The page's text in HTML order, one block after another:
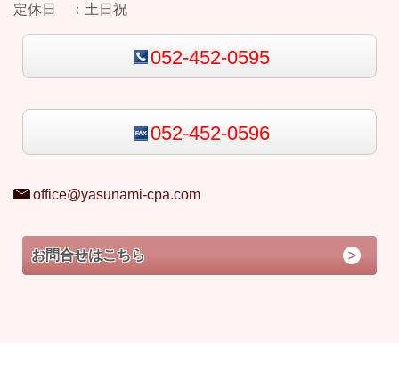
定休日 ： 土日祝
052-452-0595
052-452-0596
office@yasunami-cpa.com
お問合せはこちら